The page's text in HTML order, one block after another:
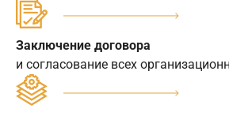
Заключение договора
и согласование всех